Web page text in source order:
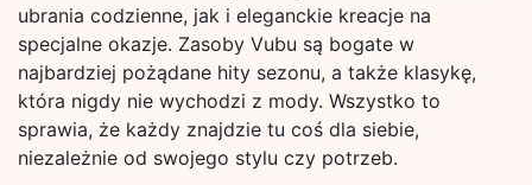
ubrania codzienne, jak i eleganckie kreacje na
specjalne okazje. Zasoby Vubu są bogate w
najbardziej pożądane hity sezonu, a także klasykę,
która nigdy nie wychodzi z mody. Wszystko to
sprawia, że każdy znajdzie tu coś dla siebie,
niezależnie od swojego stylu czy potrzeb.